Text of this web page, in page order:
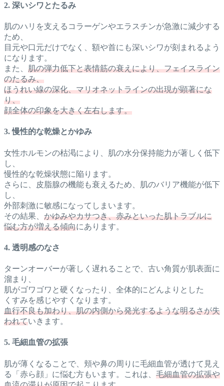
2. 深いシワとたるみ
肌のハリを支えるコラーゲンやエラスチンが急激に減少する
ため、
目元や口元だけでなく、額や首にも深いシワが刻まれるよう
になります。
また、 肌の弾力低下と表情筋の衰えにより、フェイスライン
のたるみ、
ほうれい線の深化、マリオネットラインの出現が顕著にな
り、
顔全体の印象を大きく左右します。
3. 慢性的な乾燥とかゆみ
女性ホルモンの枯渇により、肌の水分保持能力が著しく低下
し、
慢性的な乾燥状態に陥ります。
さらに、皮脂腺の機能も衰えるため、肌のバリア機能が低下
し、
外部刺激に敏感になってしまいます。
その結果、 かゆみやカサつき、赤みといった肌トラブルに
悩む方が増える傾向にあります。
4. 透明感のなさ
ターンオーバーが著しく遅れることで、古い角質が肌表面に
溜まり、
肌がゴワゴワと硬くなったり、全体的にどんよりとした
くすみを感じやすくなります。
血行不良も加わり、肌の内側から発光するような明るさが失
われていきます。
5. 毛細血管の拡張
肌が薄くなることで、頬や鼻の周りに毛細血管が透けて見え
る「赤ら顔」に悩む方もいます。これは、 毛細血管の拡張や